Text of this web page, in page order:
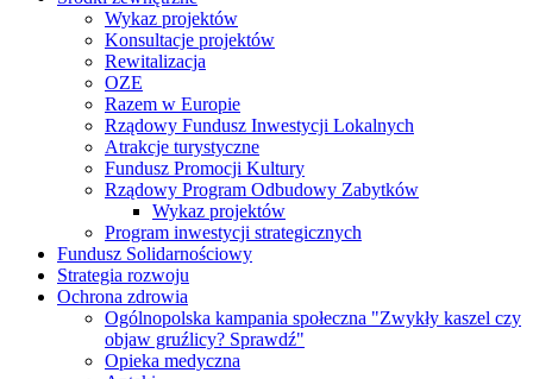
Wykaz projektów
Konsultacje projektów
Rewitalizacja
OZE
Razem w Europie
Rządowy Fundusz Inwestycji Lokalnych
Atrakcje turystyczne
Fundusz Promocji Kultury
Rządowy Program Odbudowy Zabytków
Wykaz projektów
Program inwestycji strategicznych
Fundusz Solidarnościowy
Strategia rozwoju
Ochrona zdrowia
Ogólnopolska kampania społeczna "Zwykły kaszel czy
objaw gruźlicy? Sprawdź"
Opieka medyczna